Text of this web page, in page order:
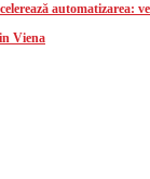
automatizarea:
Viena